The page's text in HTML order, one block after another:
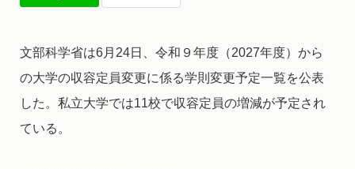
文部科学省は6月24日、令和９年度（2027年度）から
の大学の収容定員変更に係る学則変更予定一覧を公表
した。私立大学では11校で収容定員の増減が予定され
ている。